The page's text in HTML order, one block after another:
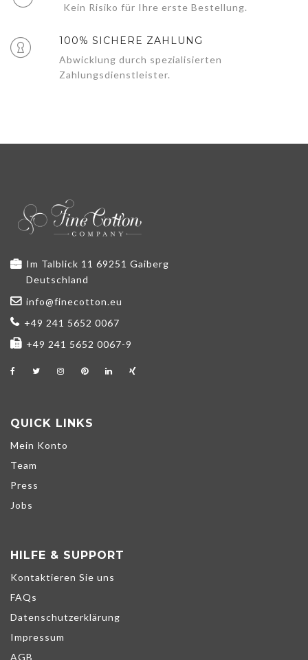
Kein Risiko für Ihre erste Bestellung.
100% SICHERE ZAHLUNG
Abwicklung durch spezialisierten
Zahlungsdienstleister.
Im Talblick 11 69251 Gaiberg
Deutschland
info@finecotton.eu
+49 241 5652 0067
+49 241 5652 0067-9
QUICK LINKS
Mein Konto
Team
Press
Jobs
HILFE & SUPPORT
Kontaktieren Sie uns
FAQs
Datenschutzerklärung
Impressum
AGB